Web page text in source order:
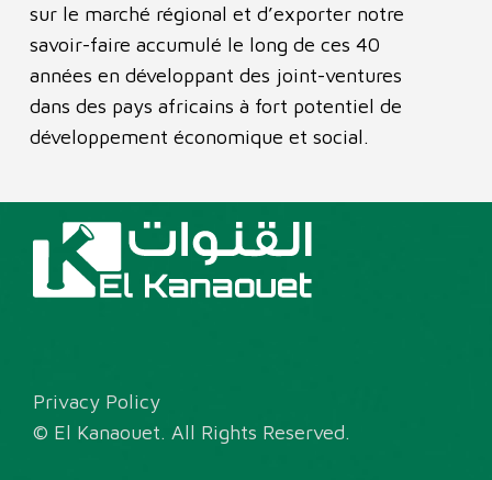
sur le marché régional et d’exporter notre
savoir-faire accumulé le long de ces 40
années en développant des joint-ventures
dans des pays africains à fort potentiel de
développement économique et social.
Privacy Policy
© El Kanaouet. All Rights Reserved.